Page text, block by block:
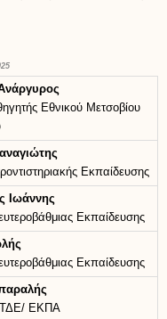
Εθνικού Μετσοβίου
Εκπαίδευσης
Ιωάννης
Εκπαίδευσης
Εκπαίδευσης
ΕΚΠΑ